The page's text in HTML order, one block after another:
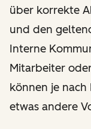
über korrekte
und den
Interne
Mitarbeiter
können je
etwas andere